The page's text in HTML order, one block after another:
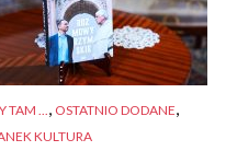
TAM ... , OSTATNIO DODANE,
KULTURA